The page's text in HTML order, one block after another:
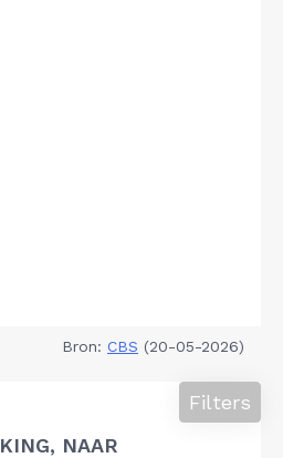
Bron: CBS (20-05-2026)
NAAR
Filters